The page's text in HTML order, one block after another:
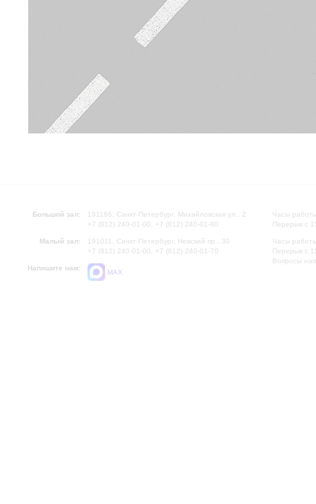
Большой зал:
191186, Санкт-Петербург, Михайловская ул., 2
+7 (812) 240-01-00, +7 (812) 240-01-80
Малый зал:
191011, Санкт-Петербург, Невский пр., 30
+7 (812) 240-01-00, +7 (812) 240-01-70
Напишите нам:
MAX
Часы
Перерыв с
Часы
Перерыв с
Вопросы